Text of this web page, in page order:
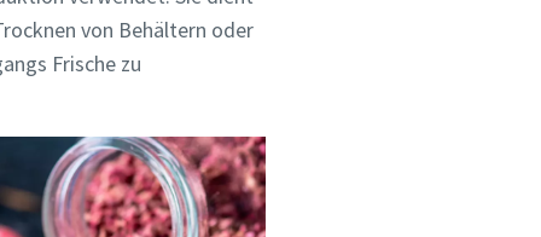
von Behältern oder
Frische zu